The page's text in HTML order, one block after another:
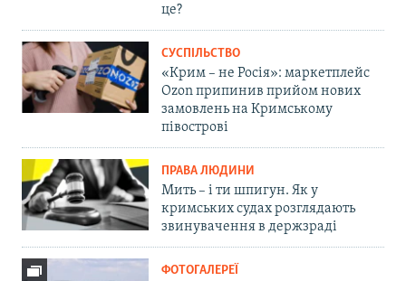
це?
СУСПІЛЬСТВО
«Крим – не Росія»: маркетплейс
Ozon припинив прийом нових
замовлень на Кримському
півострові
ПРАВА ЛЮДИНИ
Мить – і ти шпигун. Як у
кримських судах розглядають
звинувачення в держзраді
ФОТОГАЛЕРЕЇ